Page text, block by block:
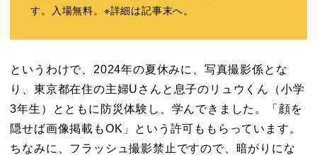
す。入場無料。※詳細は記事末へ。
というわけで、2024年の夏休みに、写真撮影係とな
り、東京都在住の主婦Uさんと息子のリュウくん（小学
3年生）とともに防災体験し、学んできました。「顔を
隠せば画像掲載もOK」という許可ももらっています。
ちなみに、フラッシュ撮影禁止ですので、暗がりにな